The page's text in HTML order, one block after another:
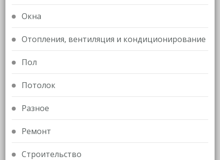
Окна
Отопления, вентиляция и кондиционирование
Пол
Потолок
Разное
Ремонт
Строительство